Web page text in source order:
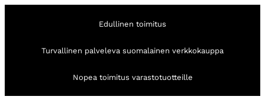
Edullinen toimitus
Turvallinen palveleva suomalainen verkkokauppa
Nopea toimitus varastotuotteille